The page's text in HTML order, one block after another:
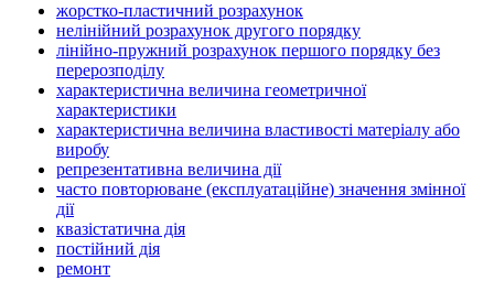
жорстко-пластичний розрахунок
нелінійний розрахунок другого порядку
лінійно-пружний розрахунок першого порядку без
перерозподілу
характеристична величина геометричної
характеристики
характеристична величина властивості матеріалу або
виробу
репрезентативна величина дії
часто повторюване (експлуатаційне) значення змінної
дії
квазістатична дія
постійний дія
ремонт